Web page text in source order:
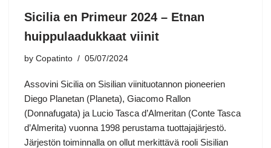
Sicilia en Primeur 2024 – Etnan
huippulaadukkaat viinit
by Copatinto 05/07/2024
Assovini Sicilia on Sisilian viinituotannon pioneerien
Diego Planetan (Planeta), Giacomo Rallon
(Donnafugata) ja Lucio Tasca d’Almeritan (Conte Tasca
d’Almerita) vuonna 1998 perustama tuottajajärjestö.
Järjestön toiminnalla on ollut merkittävä rooli Sisilian